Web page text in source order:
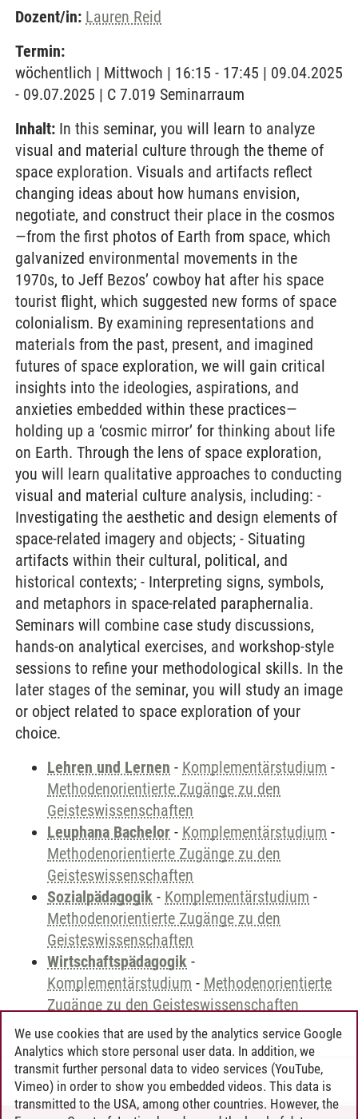
Dozent/in: Lauren Reid
Termin:
wöchentlich | Mittwoch | 16:15 - 17:45 | 09.04.2025
- 09.07.2025 | C 7.019 Seminarraum
Inhalt: In this seminar, you will learn to analyze
visual and material culture through the theme of
space exploration. Visuals and artifacts reflect
changing ideas about how humans envision,
negotiate, and construct their place in the cosmos
—from the first photos of Earth from space, which
galvanized environmental movements in the
1970s, to Jeff Bezos’ cowboy hat after his space
tourist flight, which suggested new forms of space
colonialism. By examining representations and
materials from the past, present, and imagined
futures of space exploration, we will gain critical
insights into the ideologies, aspirations, and
anxieties embedded within these practices—
holding up a ‘cosmic mirror’ for thinking about life
on Earth. Through the lens of space exploration,
you will learn qualitative approaches to conducting
visual and material culture analysis, including: -
Investigating the aesthetic and design elements of
space-related imagery and objects; - Situating
artifacts within their cultural, political, and
historical contexts; - Interpreting signs, symbols,
and metaphors in space-related paraphernalia.
Seminars will combine case study discussions,
hands-on analytical exercises, and workshop-style
sessions to refine your methodological skills. In the
later stages of the seminar, you will study an image
or object related to space exploration of your
choice.
Lehren und Lernen - Komplementärstudium -
Methodenorientierte Zugänge zu den
Geisteswissenschaften
Leuphana Bachelor - Komplementärstudium -
Methodenorientierte Zugänge zu den
Geisteswissenschaften
Sozialpädagogik - Komplementärstudium -
Methodenorientierte Zugänge zu den
Geisteswissenschaften
Wirtschaftspädagogik -
Komplementärstudium - Methodenorientierte
Zugänge zu den Geisteswissenschaften
Andreea Tribel 30.06.2024
We use cookies that are used by the analytics service Google
Analytics which store personal user data. In addition, we
transmit further personal data to video services (YouTube,
Vimeo) in order to show you embedded videos. This data is
transmitted to the USA, among other countries. However, the